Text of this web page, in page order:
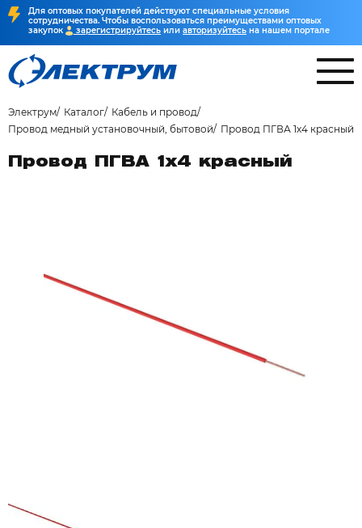
Для оптовых покупателей действуют специальные условия
сотрудничества. Чтобы воспользоваться преимуществами оптовых
закупок
зарегистрируйтесь или авторизуйтесь на нашем портале
Электрум Каталог
Кабель и провод
Провод медный установочный, бытовой
Провод ПГВА 1х4 красный
Провод ПГВА 1х4 красный